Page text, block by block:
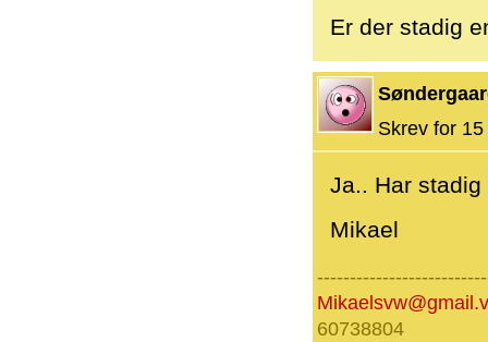
Er der stadig
Skrev for
Ja.. Har
Mikael
60738804